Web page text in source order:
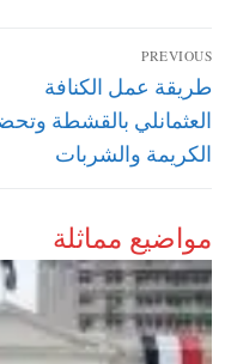
تصفّح
المقالات
PREVIOUS
Previous
post:
طريقة عمل الكنافة
العثمانلي بالقشطة
الكريمة والشربات
مواضيع مماثلة